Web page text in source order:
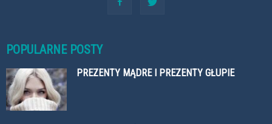
POPULARNE POSTY
PREZENTY MĄDRE I PREZENTY GŁUPIE